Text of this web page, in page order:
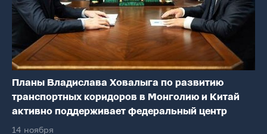
Планы Владислава Ховалыга по развитию
транспортных коридоров в Монголию и Китай
активно поддерживает федеральный центр
14 ноября